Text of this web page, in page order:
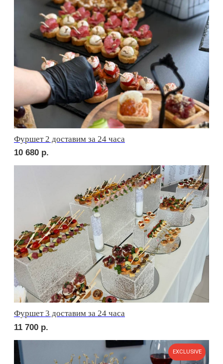
сет АСТИ
2 580 р.
сет БЕРГАМО
2 050 р.
сет ЛУККА